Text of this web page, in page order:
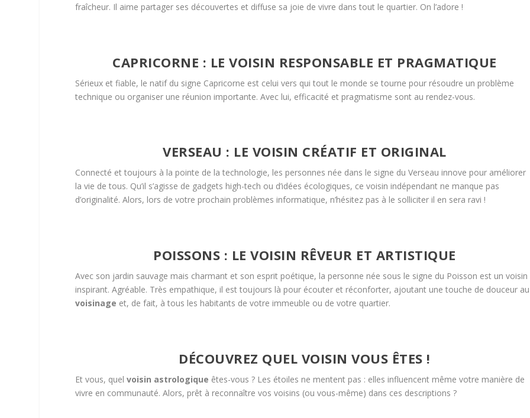
fraîcheur. Il aime partager ses découvertes et diffuse sa joie de vivre dans tout le quartier. On l’adore !
CAPRICORNE : LE VOISIN RESPONSABLE ET PRAGMATIQUE
Sérieux et fiable, le natif du signe Capricorne est celui vers qui tout le monde se tourne pour résoudre un problème
technique ou organiser une réunion importante. Avec lui, efficacité et pragmatisme sont au rendez-vous.
VERSEAU : LE VOISIN CRÉATIF ET ORIGINAL
Connecté et toujours à la pointe de la technologie, les personnes née dans le signe du Verseau innove pour améliorer
la vie de tous. Qu’il s’agisse de gadgets high-tech ou d’idées écologiques, ce voisin indépendant ne manque pas
d’originalité. Alors, lors de votre prochain problèmes informatique, n’hésitez pas à le solliciter il en sera ravi !
POISSONS : LE VOISIN RÊVEUR ET ARTISTIQUE
Avec son jardin sauvage mais charmant et son esprit poétique, la personne née sous le signe du Poisson est un voisin
inspirant. Agréable. Très empathique, il est toujours là pour écouter et réconforter, ajoutant une touche de douceur au
voisinage et, de fait, à tous les habitants de votre immeuble ou de votre quartier.
DÉCOUVREZ QUEL VOISIN VOUS ÊTES !
Et vous, quelvoisin astrologique êtes-vous ? Les étoiles ne mentent pas : elles influencent même votre manière de
vivre en communauté. Alors, prêt à reconnaître vos voisins (ou vous-même) dans ces descriptions ?